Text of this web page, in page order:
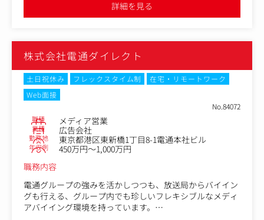
・レスポンスの管理・検証・分析
・CRM関連の施策実行・分析
※直接クライアントと対峙するチームと、電通グループの
案件をグループ会社と協業して取り組むチームがありま
す。ご経験やご志向に合わせて業務をお任せします。
②新規クライアント開拓
・ウェブサイト経由でのお問い合わせがあった企業へのア
プローチ
・ウェビナー等への申込企業へのアプローチ
など
＜主なクライアント＞
クライアントの業界は、健康食品・総合通販・化粧品・金
融・ソフトウェア・B2Bなど様々。大規模案件も多く、ナ
詳細を見る
株式会社電通ダイレクト
土日祝休み フレックスタイム制
在宅・リモートワーク
Web面接
No.84072
職種 メディア営業
業種 広告会社
勤務地 東京都港区東新橋1丁目8-1電通本社ビル
年収例
450万円～1,000万円
職務内容
電通グループの強みを活かしつつも、放送局からバイイン
グも行える、グループ内でも珍しいフレキシブルなメディ
アバイイング環境を持っています。